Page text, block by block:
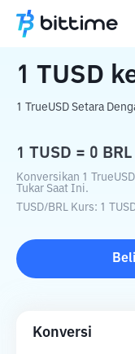
Beranda
1 TUSD
1 TrueUSD Setara
1 TUSD = 0 BRL
Konversikan 1
Tukar Saat Ini.
TUSD/BRL Kurs: 1
Beli
Konversi